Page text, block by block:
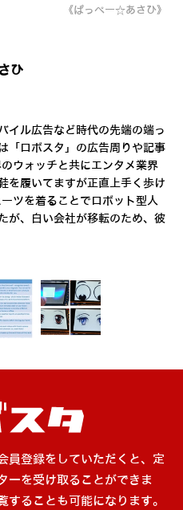
《ぱっぺー☆あさひ》
ひ
イル広告など時代の先端の端っ
「ロボスタ」の広告周りや記事
ウォッチと共にエンタメ業界
を履いてますが正直上手く歩け
ツを着ることでロボット型人
が、白い会社が移転のため、彼
員登録をしていただくと、定
ーを受け取ることができま
することも可能になります。